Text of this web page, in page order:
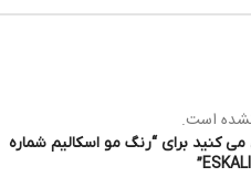
است.
کنید برای “رنگ مو اسکالیم شماره